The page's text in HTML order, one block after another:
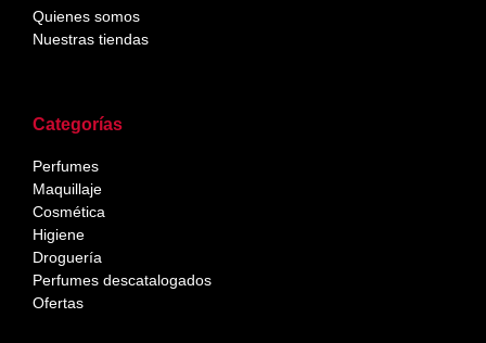
Categorías
Perfumes
Maquillaje
Cosmética
Higiene
Droguería
Perfumes descatalogados
Ofertas
Quienes somos
Nuestras tiendas